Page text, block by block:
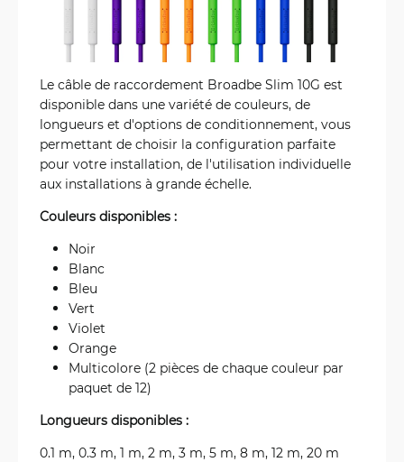
Le câble de raccordement Broadbe Slim 10G est
disponible dans une variété de couleurs, de
longueurs et d'options de conditionnement, vous
permettant de choisir la configuration parfaite
pour votre installation, de l'utilisation individuelle
aux installations à grande échelle.
Couleurs disponibles :
Noir
Blanc
Bleu
Vert
Violet
Orange
Multicolore (2 pièces de chaque couleur par
paquet de 12)
Longueurs disponibles :
0.1 m, 0.3 m, 1 m, 2 m, 3 m, 5 m, 8 m, 12 m, 20 m